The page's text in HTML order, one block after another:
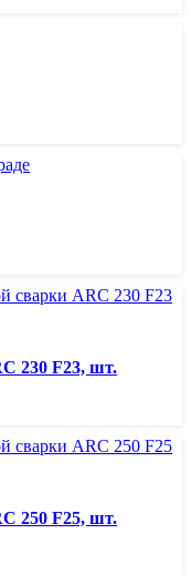
230 F23, шт.
250 F25, шт.